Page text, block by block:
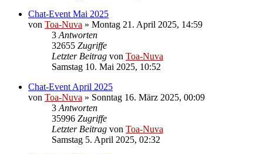
Chat-Event Mai 2025
von Toa-Nuva » Montag 21. April 2025, 14:59
3 Antworten
32655 Zugriffe
Letzter Beitrag von Toa-Nuva
Samstag 10. Mai 2025, 10:52
Chat-Event April 2025
von Toa-Nuva » Sonntag 16. März 2025, 00:09
3 Antworten
35996 Zugriffe
Letzter Beitrag von Toa-Nuva
Samstag 5. April 2025, 02:32